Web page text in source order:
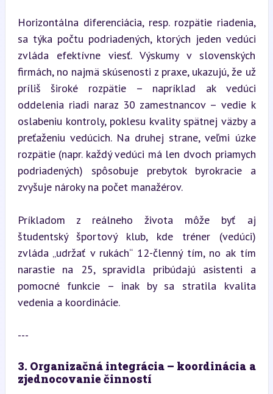
Horizontálna diferenciácia, resp. rozpätie riadenia,
sa týka počtu podriadených, ktorých jeden vedúci
zvláda efektívne viesť. Výskumy v slovenských
firmách, no najmä skúsenosti z praxe, ukazujú, že už
príliš široké rozpätie – napríklad ak vedúci
oddelenia riadi naraz 30 zamestnancov – vedie k
oslabeniu kontroly, poklesu kvality spätnej väzby a
preťaženiu vedúcich. Na druhej strane, veľmi úzke
rozpätie (napr. každý vedúci má len dvoch priamych
podriadených) spôsobuje prebytok byrokracie a
zvyšuje nároky na počet manažérov.
Príkladom z reálneho života môže byť aj
študentský športový klub, kde tréner (vedúci)
zvláda „udržať v rukách“ 12-členný tím, no ak tím
narastie na 25, spravidla pribúdajú asistenti a
pomocné funkcie – inak by sa stratila kvalita
vedenia a koordinácie.
---
3. Organizačná integrácia – koordinácia a
zjednocovanie činností